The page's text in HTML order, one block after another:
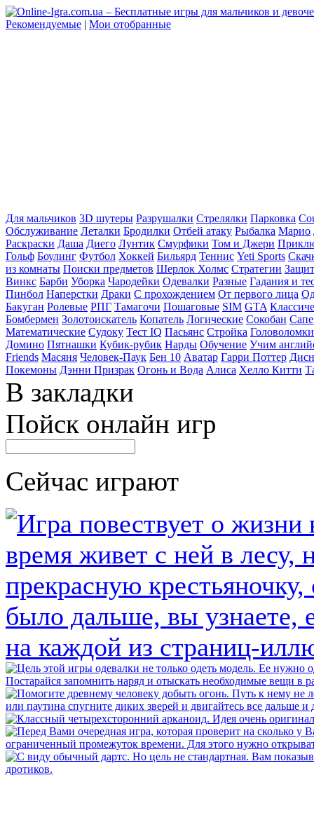
Рекомендуемые | Мои отобранные
Для мальчиков 3D шутеры Разрушалки Стрелялки Парковка
Обслуживание Леталки Бродилки Отбей атаку Рыбалка Марио
Раскраски Даша Диего Лунтик Смурфики Том и Джери
Гольф Боулинг Футбол Хоккей Бильярд Теннис Yeti Sports
из комнаты Поиски предметов Шерлок Холмс Стратегии
Винкс Барби Уборка Чародейки Одевалки Разные Гадания и
Пинбол Наперстки Драки С прохождением От первого лица
Бакуган Ролевые РПГ Тамагочи Пошаговые SIM GTA
Бомбермен Золотоискатель Копатель Логические Сокобан
Математические Судоку Тест IQ Пасьянс Стройка Головоломки
Домино Пятнашки Кубик-рубик Нарды Обучение Учим
Friends Масяня Человек-Паук Бен 10 Аватар Гарри Поттер
Покемоны Дэнни Призрак Огонь и Вода Алиса Хелло Китти
В закладки
Пойск онлайн игр
Сейчас играют